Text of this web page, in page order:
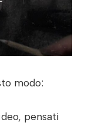
modo:
pensati